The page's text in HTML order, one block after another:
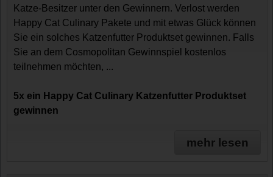
Katze-Besitzer unter den Gewinnern. Verlost werden
Happy Cat Culinary Pakete und mit etwas Glück können
Sie ein solches Katzenfutter Produktset gewinnen. Falls
Sie an dem Cosmopolitan Gewinnspiel kostenlos
teilnehmen möchten, ...
5x ein Happy Cat Culinary Katzenfutter Produktset
gewinnen
mehr lesen